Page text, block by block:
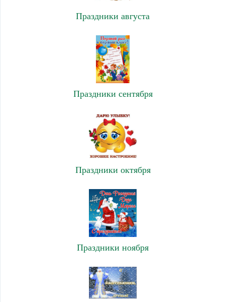
Праздники августа
Праздники сентября
Праздники октября
Праздники ноября